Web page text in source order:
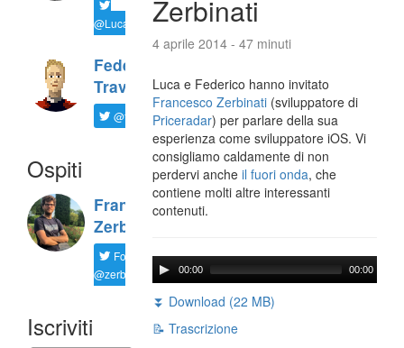
@LucaTNT
Federico
Travaini
@ftrava
Ospiti
Francesco
Zerbinati
Follow
@zerbfra
Iscriviti
Zerbinati
4 aprile 2014 - 47 minuti
Luca e Federico hanno invitato
Francesco Zerbinati (sviluppatore di
Priceradar) per parlare della sua
esperienza come sviluppatore iOS. Vi
consigliamo caldamente di non
perdervi ancheil fuori onda, che
contiene molti altre interessanti
contenuti.
00:00 00:00
⏬ Download (22 MB)
📝 Trascrizione